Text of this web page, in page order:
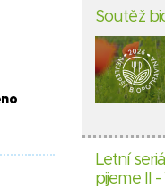
Soutěž
Letní
pijeme II